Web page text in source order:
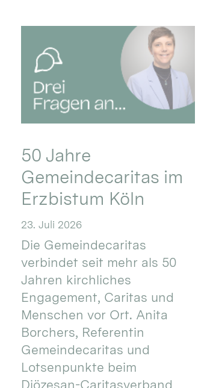
50 Jahre
Gemeindecaritas im
Erzbistum Köln
23. Juli 2026
Die Gemeindecaritas
verbindet seit mehr als 50
Jahren kirchliches
Engagement, Caritas und
Menschen vor Ort. Anita
Borchers, Referentin
Gemeindecaritas und
Lotsenpunkte beim
Diözesan-Caritasverband